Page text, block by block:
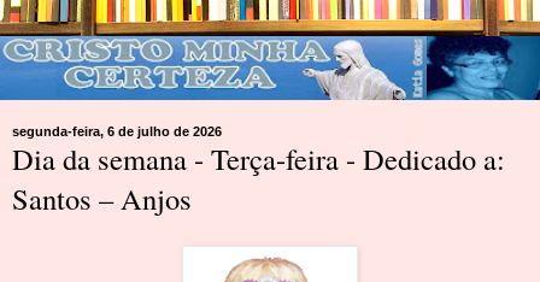
segunda-feira, 6 de julho de 2026
Dia da semana - Terça-feira - Dedicado a:
Santos – Anjos